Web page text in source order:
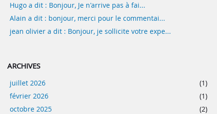
Hugo a dit : Bonjour, Je n'arrive pas à fai...
Alain a dit : bonjour, merci pour le commentai...
jean olivier a dit : Bonjour, je sollicite votre expe...
ARCHIVES
juillet 2026
(1)
février 2026
(1)
octobre 2025
(2)